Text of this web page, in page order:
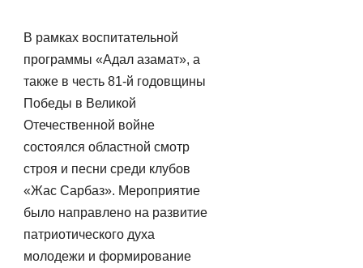
В рамках воспитательной
программы «Адал азамат», а
также в честь 81-й годовщины
Победы в Великой
Отечественной войне
состоялся областной смотр
строя и песни среди клубов
«Жас Сарбаз». Мероприятие
было направлено на развитие
патриотического духа
молодежи и формирование